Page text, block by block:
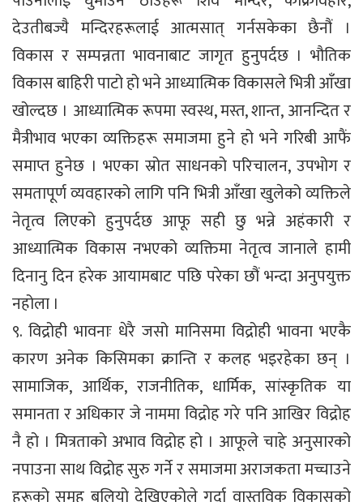
देउतीबज्यै मन्दिरहरूलाई आत्मसात् गर्नसकेका छैनौं ।
विकास र सम्पन्नता भावनाबाट जागृत हुनुपर्दछ । भौतिक
विकास बाहिरी पाटो हो भने आध्यात्मिक विकासले भित्री आँखा
खोल्दछ । आध्यात्मिक रूपमा स्वस्थ, मस्त, शान्त, आनन्दित र
मैत्रीभाव भएका व्यक्तिहरू समाजमा हुने हो भने गरिबी आफैं
समाप्त हुनेछ । भएका स्रोत साधनको परिचालन, उपभोग र
समतापूर्ण व्यवहारको लागि पनि भित्री आँखा खुलेको व्यक्तिले
नेतृत्व लिएको हुनुपर्दछ आफू सही छु भन्ने अहंकारी र
आध्यात्मिक विकास नभएको व्यक्तिमा नेतृत्व जानाले हामी
दिनानु दिन हरेक आयामबाट पछि परेका छौं भन्दा अनुपयुक्त
नहोला ।
९. विद्रोही भावनाः धेरै जसो मानिसमा विद्रोही भावना भएकै
कारण अनेक किसिमका क्रान्ति र कलह भइरहेका छन् ।
सामाजिक, आर्थिक, राजनीतिक, धार्मिक, सांस्कृतिक या
समानता र अधिकार जे नाममा विद्रोह गरे पनि आखिर विद्रोह
नै हो । मित्रताको अभाव विद्रोह हो । आफूले चाहे अनुसारको
नपाउना साथ विद्रोह सुरु गर्ने र समाजमा अराजकता मच्चाउने